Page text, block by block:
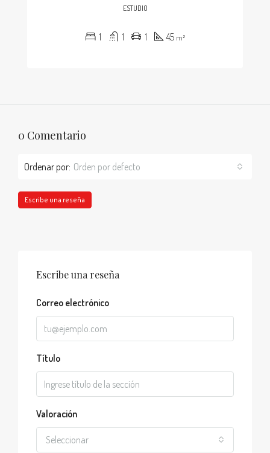
ESTUDIO
1 1 1 45 m²
0 Comentario
Ordenar por: Orden por defecto
Escribe una reseña
Escribe una reseña
Correo electrónico
Título
Valoración
Seleccionar